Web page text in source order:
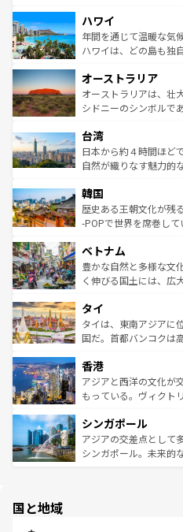
ば市内交通費無料で観光を
着のスイス情報はコン
のような巨大都市は、
ンメントが詰まった刺
西部には大自然が広が
部のニューオーリンズ
文化が魅力。旅行者は
しみながら、その多様
ならではの贅沢な旅のスタイルだ。 な
情報はコンテンツ一覧
ハワイ
年間を通じて温暖な気
ハワイは、どの島も独
ワイ島は見逃せない。
島だが、静かな自然を
おすすめ。エメラルド
れるおもてなしの心で
人々、おいしいローカ
ク、伝統的なフラダン
ワイを、存分に味わってほしい。 なお、
はコンテンツ一覧を参
オーストラリア
オーストラリアは、壮
シドニーのシンボルで
リアリーフや大陸中央
ク）、タスマニアの美
ど、見どころがたくさ
いる。アクティビティ
ビング、ハイキングな
い。オーストラリアの
参照してほしい。
台湾
日本から約４時間ほど
自然が織りなす魅力的
ン）、静ひつな山岳地
と山間の静けさが共存
驚きをもたらしてくれ
容にもいいと評判のス
が味わえる。
照してほしい。
韓国
歴史ある王朝文化が残
-POPで世界を席巻し
き、地方に足を延ばせ
できる。そして、キム
まで、さまざまな韓国
リティに包まれながら
わっ
覧を参照してほしい。
ベトナム
豊かな自然と多様な文
く伸びる国土には、広
急速な発展と共に伝統
ーチミン市のフランス
醸し出している。また
とつ。フォーやバイン
ひ現地で味わいたい。
が旅行者を迎えてくれ
参照してほしい。
タイ
タイは、東南アジアに
国だ。首都バンコクは
の活気が交差している
帯で自然と触れ合い、
いビーチでリゾート気
激する。気候は一年中
が待っている。親しみ
た文化、そして多様な
香港
アジアと西洋の文化が
もっている。ヴィクト
み、どこを訪れても感
ており、効率よく見ど
うな絶景から文化的な
シンガポール
アジアの交差点として
シンガポール。未来的
国と地域